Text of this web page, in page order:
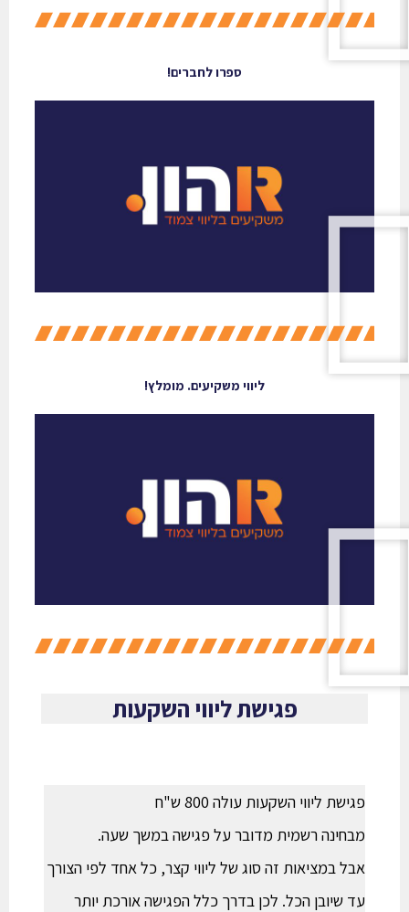
ספרו לחברים!
ליווי משקיעים. מומלץ!
פגישת ליווי השקעות
פגישת ליווי השקעות עולה 800 ש"ח
מבחינה רשמית מדובר על פגישה במשך שעה.
אבל במציאות זה סוג של ליווי קצר, כל אחד לפי הצורך
עד שיובן הכל. לכן בדרך כלל הפגישה אורכת יותר